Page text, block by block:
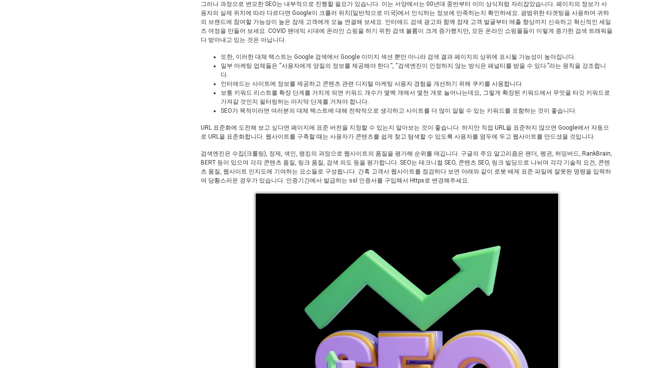
그러나 과정으로 변모한 SEO는 내부적으로 진행할 필요가 있습니다. 이는 서양에서는 00년대 중반부터 이미 상식처럼 자리잡았습니다. 페이지의 정보가 사
용자의 실제 위치에 따라 다르다면 Google이 크롤러 위치(일반적으로 미국)에서 인식하는 정보에 만족하는지 확인하세요. 광범위한 타겟팅을 사용하여 귀하
의 브랜드에 참여할 가능성이 높은 잠재 고객에게 오늘 연결해 보세요. 인터애드 검색 광고와 함께 잠재 고객 발굴부터 매출 향상까지 신속하고 혁신적인 세일
즈 여정을 만들어 보세요. COVID 팬데믹 시대에 온라인 쇼핑을 하기 위한 검색 볼륨이 크게 증가했지만, 모든 온라인 쇼핑몰들이 이렇게 증가한 검색 트래픽을
다 받아내고 있는 것은 아닙니다.
또한, 이러한 대체 텍스트는 Google 검색에서 Google 이미지 섹션 뿐만 아니라 검색 결과 페이지의 상위에 표시될 가능성이 높아집니다.
일부 마케팅 업체들은 “사용자에게 양질의 정보를 제공해야 한다.”, “검색엔진이 인정하지 않는 방식은 패널티를 받을 수 있다.”라는 원칙을 강조합니
다.
인터애드는 사이트에 정보를 제공하고 콘텐츠 관련 디지털 마케팅 사용자 경험을 개선하기 위해 쿠키를 사용합니다.
보통 키워드 리스트를 확장 단계를 거치게 되면 키워드 개수가 몇백 개에서 몇천 개로 늘어나는데요, 그렇게 확장된 키워드에서 무엇을 타깃 키워드로
가져갈 것인지 필터링하는 마지막 단계를 거쳐야 합니다.
SEO가 목적이라면 여러분의 대체 텍스트에 대해 전략적으로 생각하고 사이트를 더 많이 알릴 수 있는 키워드를 포함하는 것이 좋습니다.
URL 표준화에 도전해 보고 싶다면 페이지에 표준 버전을 지정할 수 있는지 알아보는 것이 좋습니다. 하지만 직접 URL을 표준하지 않으면 Google에서 자동으
로 URL을 표준화합니다. 웹사이트를 구축할 때는 사용자가 콘텐츠를 쉽게 찾고 탐색할 수 있도록 사용자를 염두에 두고 웹사이트를 만드셨을 것입니다.
검색엔진은 수집(크롤링), 정제, 색인, 랭킹의 과정으로 웹사이트의 품질을 평가해 순위를 매깁니다. 구글의 주요 알고리즘은 팬더, 펭귄, 허밍버드, RankBrain,
BERT 등이 있으며 각각 콘텐츠 품질, 링크 품질, 검색 의도 등을 평가합니다. SEO는 테크니컬 SEO, 콘텐츠 SEO, 링크 빌딩으로 나뉘며 각각 기술적 요건, 콘텐
츠 품질, 웹사이트 인지도에 기여하는 요소들로 구성됩니다. 간혹 고객사 웹사이트를 점검하다 보면 아래와 같이 로봇 배제 표준 파일에 잘못된 명령을 입력하
여 당황스러운 경우가 있습니다. 인증기간에서 발급하는 ssl 인증서를 구입해서 Https로 변경해주세요.